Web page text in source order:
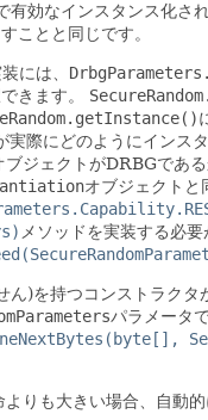
有効なインスタンス化さ
ことと同じです。
には、
きます。
実際にどのようにインス
ブジェクトがDRBGであ
オブジェクトと
メソッドを実装する必要
ん)を持つコンストラクタ
パラメータ
りも大きい場合、自動的